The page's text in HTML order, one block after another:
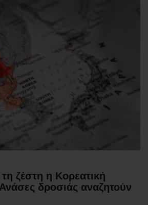
ζέστη η Κορεατική
δροσιάς αναζητούν